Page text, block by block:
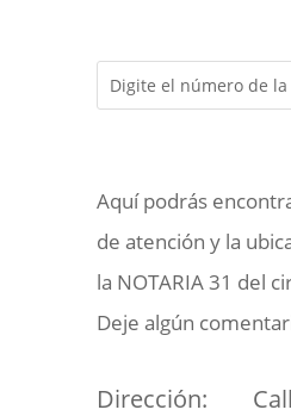
Aquí podrás
de atención y la
la NOTARIA 31 del
Deje algún
Dirección: